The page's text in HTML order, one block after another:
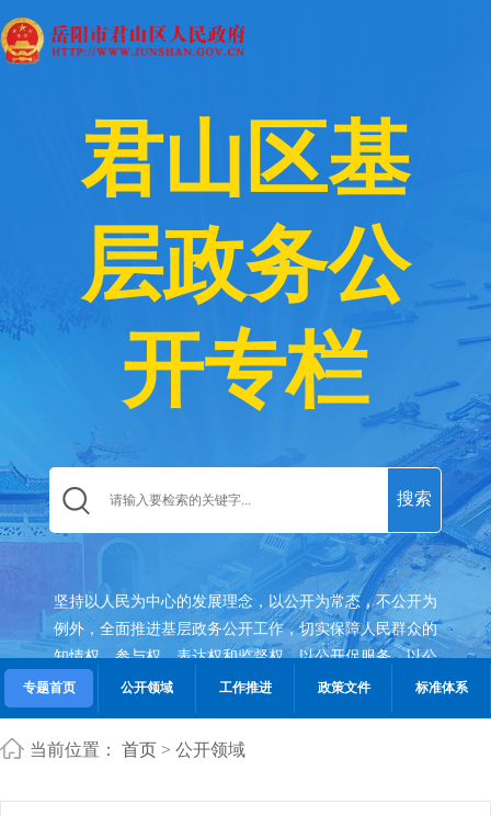
君山区基
层政务公
开专栏
坚持以人民为中心的发展理念，以公开为常态，不公开为
例外，全面推进基层政务公开工作，切实保障人民群众的
知情权，参与权，表达权和监督权，以公开促服务。以公
开促公平，以公开促满意，不断提升人民群众的获得感，
专题首页 公开领域 工作推进 政策文件 标准体系
当前位置： 首页 > 公开领域